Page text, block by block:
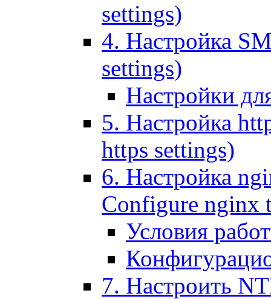
settings)
4. Настройка
settings)
Настройки
5. Настройка
https settings)
6. Настройка
Configure nginx
Условия
7. Настроить